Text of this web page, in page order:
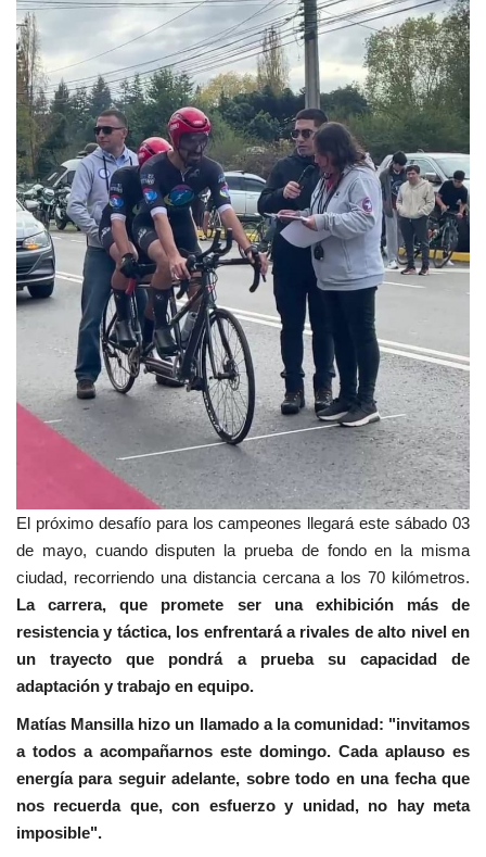
El próximo desafío para los campeones llegará este sábado 03
de mayo, cuando disputen la prueba de fondo en la misma
ciudad, recorriendo una distancia cercana a los 70 kilómetros.
La carrera, que promete ser una exhibición más de
resistencia y táctica, los enfrentará a rivales de alto nivel en
un trayecto que pondrá a prueba su capacidad de
adaptación y trabajo en equipo.
Matías Mansilla hizo un llamado a la comunidad: "invitamos
a todos a acompañarnos este domingo. Cada aplauso es
energía para seguir adelante, sobre todo en una fecha que
nos recuerda que, con esfuerzo y unidad, no hay meta
imposible".